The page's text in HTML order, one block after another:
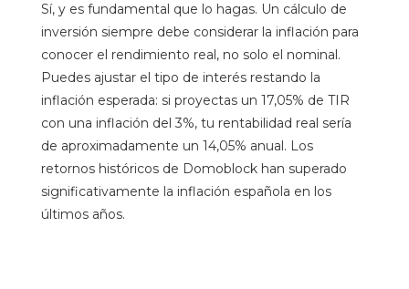
Sí, y es fundamental que lo hagas. Un cálculo de
inversión siempre debe considerar la inflación para
conocer el rendimiento real, no solo el nominal.
Puedes ajustar el tipo de interés restando la
inflación esperada: si proyectas un 17,05% de TIR
con una inflación del 3%, tu rentabilidad real sería
de aproximadamente un 14,05% anual. Los
retornos históricos de Domoblock han superado
significativamente la inflación española en los
últimos años.